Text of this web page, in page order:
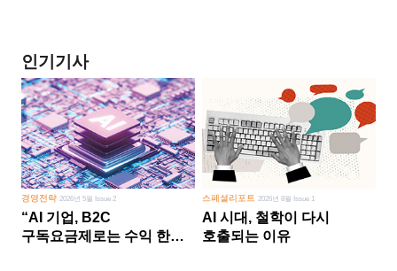
인기기사
경영전략 2026년 5월 Issue 2
“AI 기업, B2C
구독요금제로는 수익 한계
스페셜리포트 2026년 8월 Issue 1
AI 시대, 철학이 다시
호출되는 이유